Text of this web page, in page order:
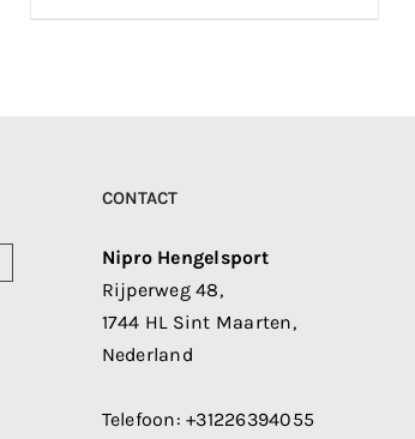
CONTACT
Nipro Hengelsport
Rijperweg 48,
1744 HL Sint Maarten,
Nederland
Telefoon:+31226394055